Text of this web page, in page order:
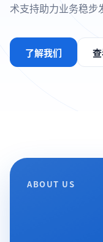
术支持助力业务稳步
了解我们
ABOUT US